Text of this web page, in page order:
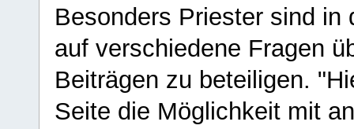
Besonders Priester sind in
auf verschiedene Fragen
Beiträgen zu beteiligen.
Seite die Möglichkeit mit